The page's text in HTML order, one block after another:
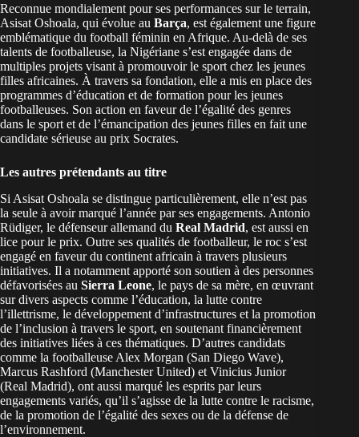
Reconnue mondialement pour ses performances sur le terrain,
Asisat Oshoala, qui évolue au Barça, est également une figure
emblématique du football féminin en Afrique. Au-delà de ses
talents de footballeuse, la Nigériane s’est engagée dans de
multiples projets visant à promouvoir le sport chez les jeunes
filles africaines. À travers sa fondation, elle a mis en place des
programmes d’éducation et de formation pour les jeunes
footballeuses. Son action en faveur de l’égalité des genres
dans le sport et de l’émancipation des jeunes filles en fait une
candidate sérieuse au prix Socrates.
Les autres prétendants au titre
Si Asisat Oshoala se distingue particulièrement, elle n’est pas
la seule à avoir marqué l’année par ses engagements. Antonio
Rüdiger, le défenseur allemand du Real Madrid, est aussi en
lice pour le prix. Outre ses qualités de footballeur, le roc s’est
engagé en faveur du continent africain à travers plusieurs
initiatives. Il a notamment apporté son soutien à des personnes
défavorisées au Sierra Leone, le pays de sa mère, en œuvrant
sur divers aspects comme l’éducation, la lutte contre
l’illettrisme, le développement d’infrastructures et la promotion
de l’inclusion à travers le sport, en soutenant financièrement
des initiatives liées à ces thématiques. D’autres candidats
comme la footballeuse Alex Morgan (San Diego Wave),
Marcus Rashford (Manchester United) et Vinicius Junior
(Real Madrid), ont aussi marqué les esprits par leurs
engagements variés, qu’il s’agisse de la lutte contre le racisme,
de la promotion de l’égalité des sexes ou de la défense de
l’environnement.